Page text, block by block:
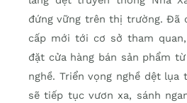
đứng vững trên thị trường. Đã
cấp mới tới cơ sở tham
đặt cửa hàng bán sản phẩm
nghề. Triển vọng nghề dệt lụa
sẽ tiếp tục vươn xa, sánh